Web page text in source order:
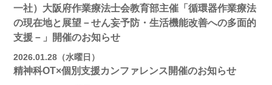
一社）大阪府作業療法士会教育部主催「循環器作業療法
の現在地と展望－せん妄予防・生活機能改善への多面的
支援－」開催のお知らせ
2026.01.28（水曜日）
精神科OT×個別支援カンファレンス開催のお知らせ